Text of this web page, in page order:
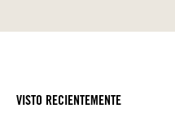
VISTO RECIENTEMENTE